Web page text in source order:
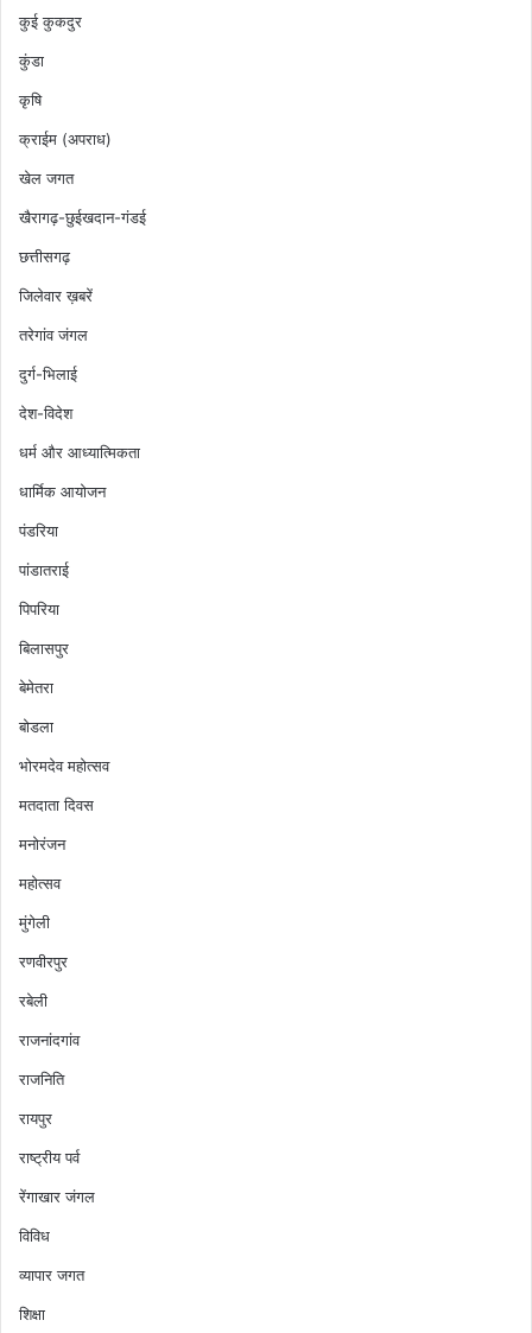
कुई कुकदुर
कुंडा
कृषि
क्राईम (अपराध)
खेल जगत
खैरागढ़-छुईखदान-गंडई
छत्तीसगढ़
जिलेवार ख़बरें
तरेगांव जंगल
दुर्ग-भिलाई
देश-विदेश
धर्म और आध्यात्मिकता
धार्मिक आयोजन
पंडरिया
पांडातराई
पिपरिया
बिलासपुर
बेमेतरा
बोडला
भोरमदेव महोत्सव
मतदाता दिवस
मनोरंजन
महोत्सव
मुंगेली
रणवीरपुर
रबेली
राजनांदगांव
राजनिति
रायपुर
राष्ट्रीय पर्व
रेंगाखार जंगल
विविध
व्यापार जगत
शिक्षा